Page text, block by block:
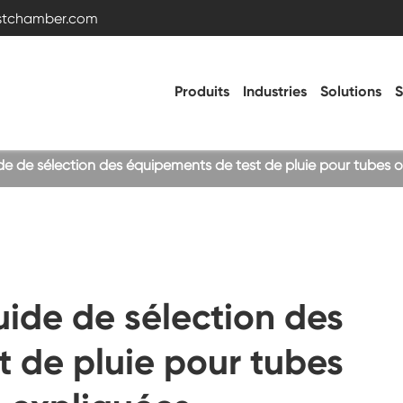
Produits
Chambre de vibration
Chambre d'essai haute basse température
Industries Solutions
de sélection des équipements de test de pluie pour tubes
de sélection des
de pluie pour tubes